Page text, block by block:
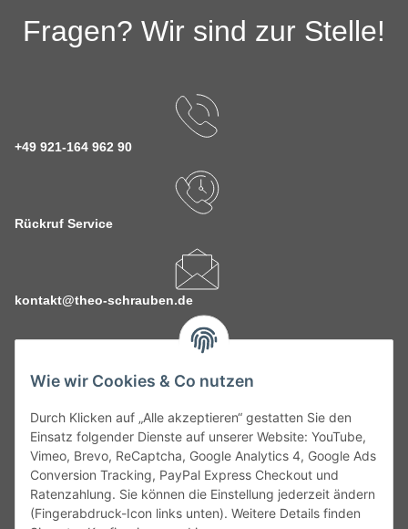
Wie wir Cookies & Co nutzen
Durch Klicken auf „Alle akzeptieren“ gestatten Sie den
Einsatz folgender Dienste auf unserer Website: YouTube,
Vimeo, Brevo, ReCaptcha, Google Analytics 4, Google Ads
Conversion Tracking, PayPal Express Checkout und
Ratenzahlung. Sie können die Einstellung jederzeit ändern
(Fingerabdruck-Icon links unten). Weitere Details finden
Fragen? Wir sind zur Stelle!
+49 921-164 962 90
Rückruf Service
kontakt@theo-schrauben.de
Service
Gesetzliche Informationen